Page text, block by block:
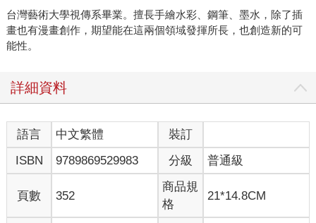
台灣藝術大學視傳系畢業。擅長手繪水彩、鋼筆、墨水，除了插
畫也有漫畫創作，期望能在這兩個領域發揮所長，也創造新的可
能性。
詳細資料
語言 中文繁體
裝訂
ISBN
9789869529983 分級 普通級
頁數 352
商品規
格
21*14.8CM